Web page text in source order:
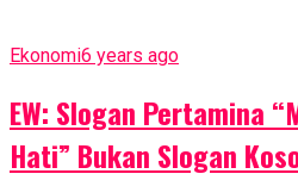
Ekonomi6 years ago
EW: Slogan Pertamina
Hati” Bukan Slogan